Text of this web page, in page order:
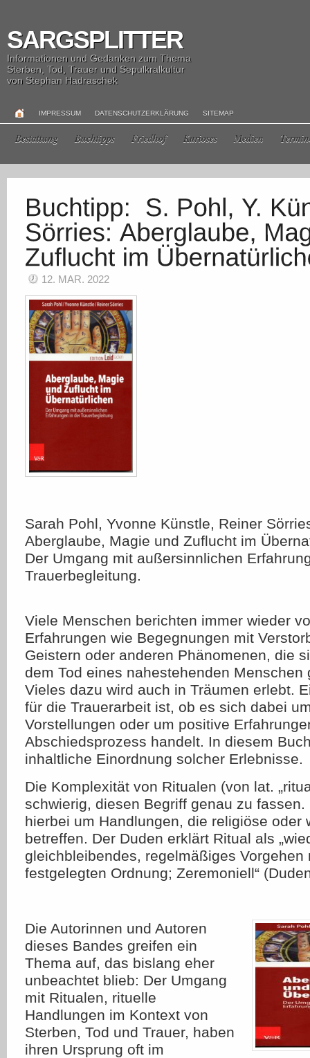
SARGSPLITTER
Informationen und Gedanken zum Thema
Sterben, Tod, Trauer und Sepulkralkultur
von Stephan Hadraschek
IMPRESSUM DATENSCHUTZERKLÄRUNG SITEMAP
Bestattung Buchtipps Friedhof Kurioses Medien
12. MAR. 2022
Sarah Pohl, Yvonne Künstle, Reiner
Aberglaube, Magie und Zuflucht im
Der Umgang mit außersinnlichen
Trauerbegleitung.
Viele Menschen berichten immer wieder
Erfahrungen wie Begegnungen mit
Geistern oder anderen Phänomenen, die
dem Tod eines nahestehenden Menschen
Vieles dazu wird auch in Träumen erlebt.
für die Trauerarbeit ist, ob es sich dabei
Vorstellungen oder um positive
Abschiedsprozess handelt. In diesem
inhaltliche Einordnung solcher Erlebnisse.
Die Komplexität von Ritualen (von lat.
schwierig, diesen Begriff genau zu
hierbei um Handlungen, die religiöse oder
betreffen. Der Duden erklärt Ritual als
gleichbleibendes, regelmäßiges Vorgehen
festgelegten Ordnung; Zeremoniell“
Die Autorinnen und Autoren
dieses Bandes greifen ein
Thema auf, das bislang eher
unbeachtet blieb: Der Umgang
mit Ritualen, rituelle
Handlungen im Kontext von
Sterben, Tod und Trauer, haben
ihren Ursprung oft im